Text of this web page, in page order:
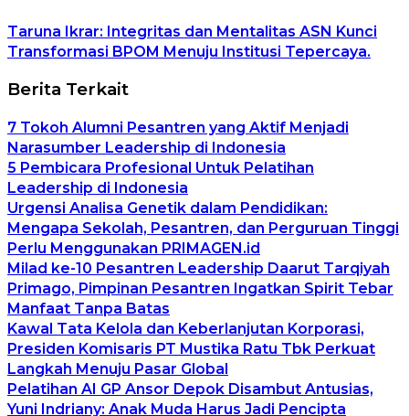
Taruna Ikrar: Integritas dan Mentalitas ASN Kunci
Transformasi BPOM Menuju Institusi Tepercaya.
Berita Terkait
7 Tokoh Alumni Pesantren yang Aktif Menjadi
Narasumber Leadership di Indonesia
5 Pembicara Profesional Untuk Pelatihan
Leadership di Indonesia
Urgensi Analisa Genetik dalam Pendidikan:
Mengapa Sekolah, Pesantren, dan Perguruan Tinggi
Perlu Menggunakan PRIMAGEN.id
Milad ke-10 Pesantren Leadership Daarut Tarqiyah
Primago, Pimpinan Pesantren Ingatkan Spirit Tebar
Manfaat Tanpa Batas
Kawal Tata Kelola dan Keberlanjutan Korporasi,
Presiden Komisaris PT Mustika Ratu Tbk Perkuat
Langkah Menuju Pasar Global
Pelatihan AI GP Ansor Depok Disambut Antusias,
Yuni Indriany: Anak Muda Harus Jadi Pencipta